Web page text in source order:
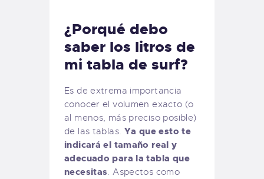
¿Porqué debo
saber los litros de
mi tabla de surf?
Es de extrema importancia
conocer el volumen exacto (o
al menos, más preciso posible)
de las tablas. Ya que esto te
indicará el tamaño real y
adecuado para la tabla que
necesitas. Aspectos como